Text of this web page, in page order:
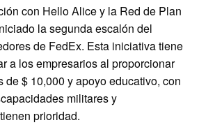
con Hello Alice y la Red de Plan
la segunda escalón del
de FedEx. Esta iniciativa tiene
a los empresarios al proporcionar
de $ 10,000 y apoyo educativo, con
militares y
prioridad.